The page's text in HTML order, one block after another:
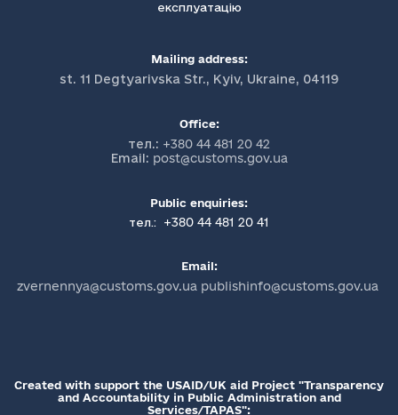
експлуатацію
Mailing address:
st. 11 Degtyarivska Str., Kyiv, Ukraine, 04119
Office:
тел.: +380 44 481 20 42
Email: post@customs.gov.ua
Public enquiries:
тел.:
+380 44 481 20 41
Email:
zvernennya@customs.gov.ua publishinfo@customs.gov.ua
Created with support the USAID/UK aid Project "Transparency
and Accountability in Public Administration and
Services/TAPAS":